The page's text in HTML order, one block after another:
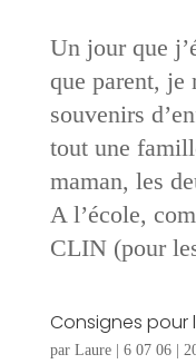
Un jour que
que parent, je
souvenirs
tout une
maman, les
A l’école,
CLIN (pour
Consignes pour
par Laure| 6 07 06|